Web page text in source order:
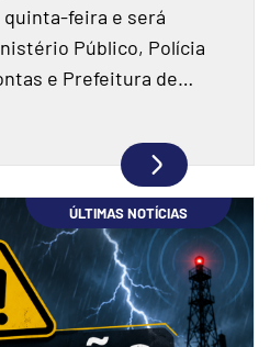
feira e será
Público, Polícia
e Prefeitura de
ÚLTIMAS NOTÍCIAS